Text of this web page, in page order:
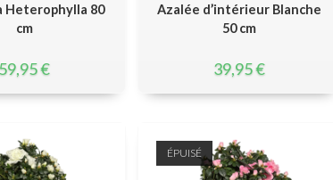
Heterophylla 80
cm
59,95€
Azalée d’intérieur Blanche
50 cm
39,95€
ÉPUISÉ